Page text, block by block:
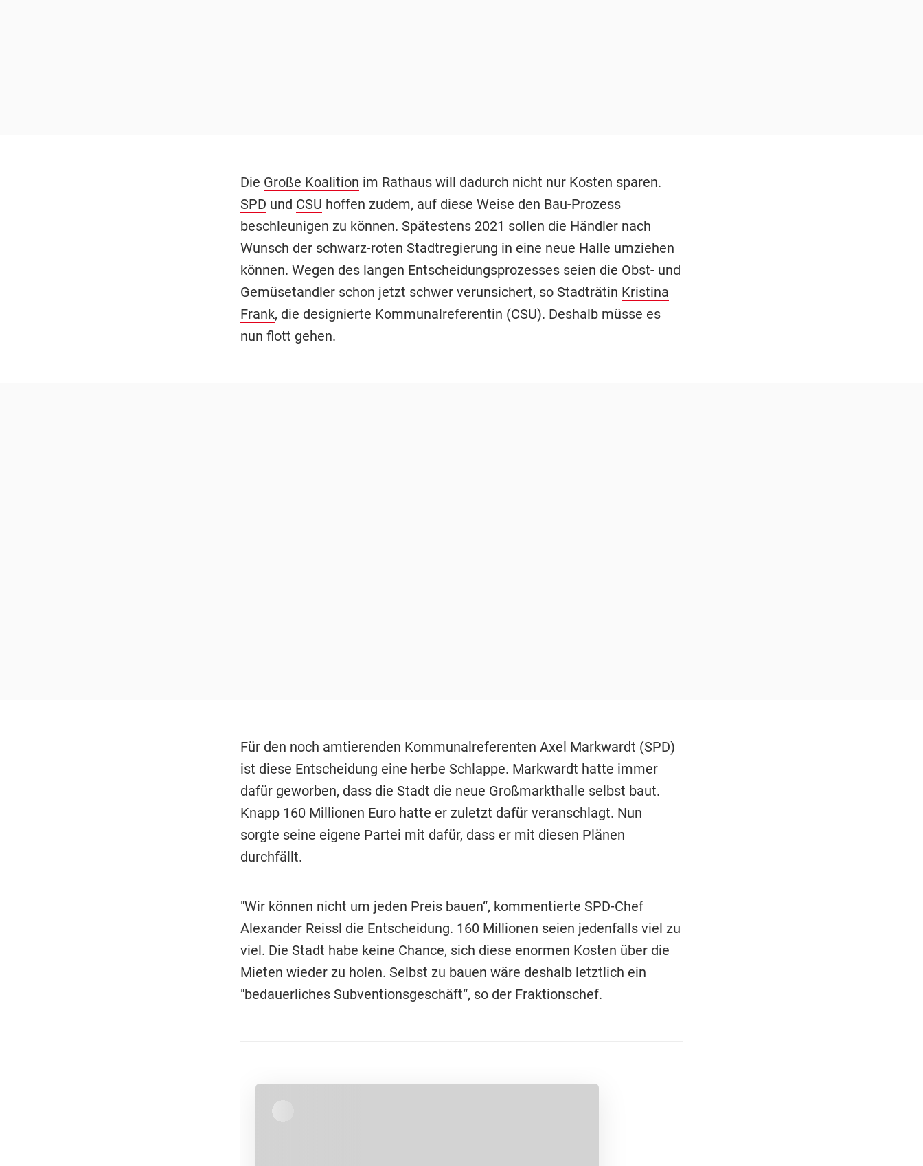
Die Große Koalition im Rathaus will dadurch nicht nur Kosten sparen.
SPD und CSU hoffen zudem, auf diese Weise den Bau-Prozess
beschleunigen zu können. Spätestens 2021 sollen die Händler nach
Wunsch der schwarz-roten Stadtregierung in eine neue Halle umziehen
können. Wegen des langen Entscheidungsprozesses seien die Obst- und
Gemüsetandler schon jetzt schwer verunsichert, so Stadträtin Kristina
Frank, die designierte Kommunalreferentin (CSU). Deshalb müsse es
nun flott gehen.
Für den noch amtierenden Kommunalreferenten Axel Markwardt (SPD)
ist diese Entscheidung eine herbe Schlappe. Markwardt hatte immer
dafür geworben, dass die Stadt die neue Großmarkthalle selbst baut.
Knapp 160 Millionen Euro hatte er zuletzt dafür veranschlagt. Nun
sorgte seine eigene Partei mit dafür, dass er mit diesen Plänen
durchfällt.
"Wir können nicht um jeden Preis bauen“, kommentierte SPD-Chef
Alexander Reissl die Entscheidung. 160 Millionen seien jedenfalls viel zu
viel. Die Stadt habe keine Chance, sich diese enormen Kosten über die
Mieten wieder zu holen. Selbst zu bauen wäre deshalb letztlich ein
"bedauerliches Subventionsgeschäft“, so der Fraktionschef.